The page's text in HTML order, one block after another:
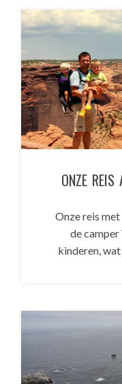
ONZE REIS
Onze reis
de camper
kinderen,